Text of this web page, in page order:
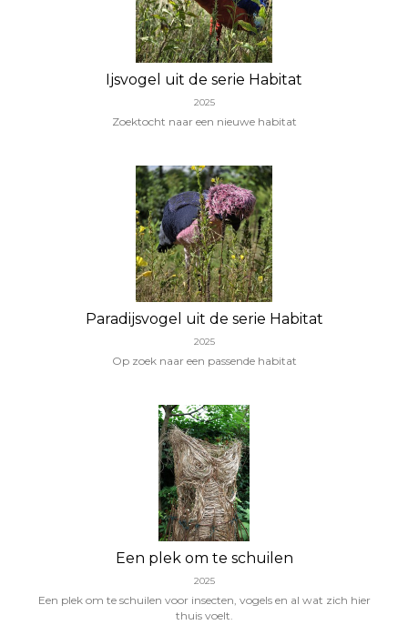
Ijsvogel uit de serie Habitat
2025
Zoektocht naar een nieuwe habitat
Paradijsvogel uit de serie Habitat
2025
Op zoek naar een passende habitat
Een plek om te schuilen
2025
Een plek om te schuilen voor insecten, vogels en al wat zich hier
thuis voelt.